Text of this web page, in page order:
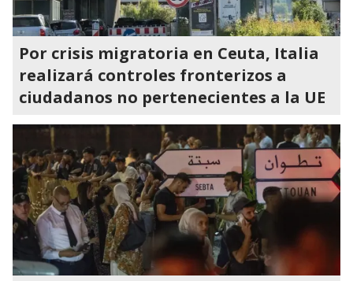
Por crisis migratoria en Ceuta, Italia
realizará controles fronterizos a
ciudadanos no pertenecientes a la UE